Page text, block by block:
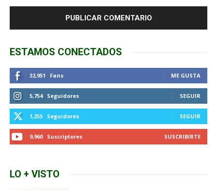
ESTAMOS CONECTADOS
32,951 Fans ME GUSTA
5,754 Seguidores SEGUIR
1,255 Seguidores SEGUIR
9,960 Suscriptores SUSCRIBIRTE
LO + VISTO